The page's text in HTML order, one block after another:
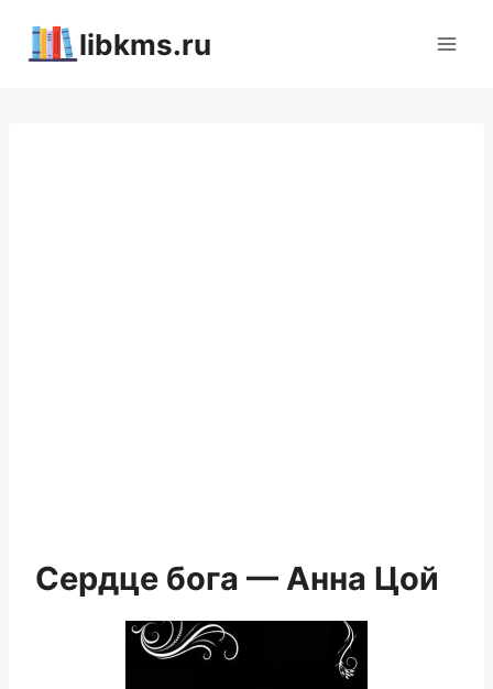
libkms.ru
Сердце бога — Анна Цой